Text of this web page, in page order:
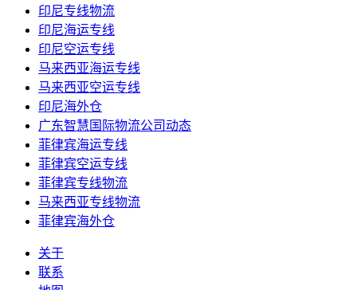
印尼专线物流
印尼海运专线
印尼空运专线
马来西亚海运专线
马来西亚空运专线
印尼海外仓
广东智慧国际物流公司动态
菲律宾海运专线
菲律宾空运专线
菲律宾专线物流
马来西亚专线物流
菲律宾海外仓
关于
联系